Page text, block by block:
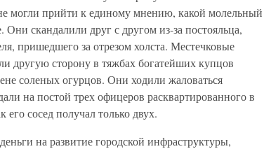
могли прийти к единому мнению, какой молельный
скандалили друг с другом из-за постояльца,
пришедшего за отрезом холста. Местечковые
другую сторону в тяжбах богатейших купцов
соленых огурцов. Они ходили жаловаться
на постой трех офицеров расквартированного в
его сосед получал только двух.
на развитие городской инфраструктуры,